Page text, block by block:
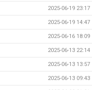
2025-06-19 23:17
2025-06-19 14:47
2025-06-16 18:09
2025-06-13 22:14
2025-06-13 13:57
2025-06-13 09:43